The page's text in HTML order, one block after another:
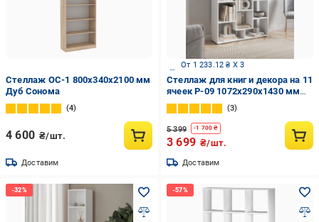
Стеллаж ОС-1 800х340х2100 мм
Дуб Сонома
4
4 600 ₴/шт.
Доставим
От 1 233.12 ₴ X 3
Стеллаж для книг и декора на 11
ячеек P-09 1072x290x1430 мм
Белый
3
5 399 -1 700 ₴
3 699 ₴/шт.
Доставим